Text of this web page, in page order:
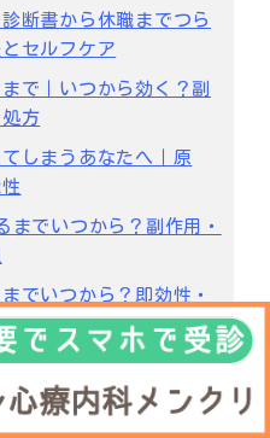
断書から休職までつら
セルフケア
で｜いつから効く？副
方
しまうあなたへ｜原
までいつから？副作用・
でいつから？即効性・
クリニックのおすすめ
クリニックのおすすめ